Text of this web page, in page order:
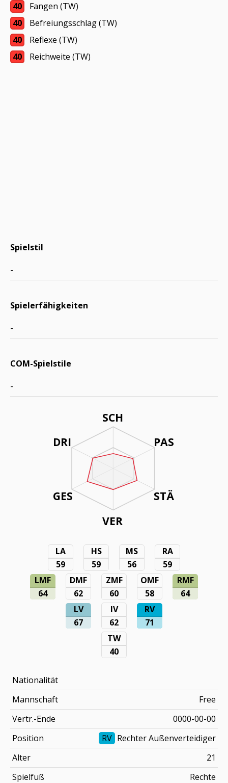
SCH
PAS
STÄ
VER
DRI
GES
LA
59
HS
59
MS
56
RA
59
LMF
64
DMF
62
ZMF
60
OMF
58
RMF
64
LV
67
IV
62
RV
71
TW
40
Nationalität
Mannschaft
Free
Vertr.-Ende
0000-00-00
Position
RV Rechter Außenverteidiger
Alter
21
Spielfuß
Rechte
40
Fangen (TW)
40
Befreiungsschlag (TW)
40
Reflexe (TW)
40
Reichweite (TW)
Spielstil
-
Spielerfähigkeiten
-
COM-Spielstile
-